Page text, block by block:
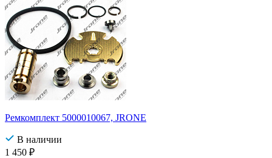
Ремкомплект 5000010067, JRONE
В наличии
1 450 ₽